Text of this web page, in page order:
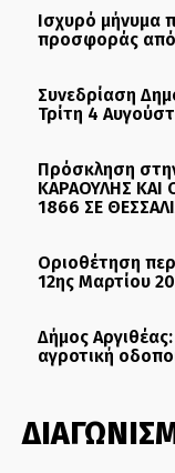
Ισχυρό μήνυμα
προσφοράς από
Συνεδρίαση
Τρίτη 4
Πρόσκληση
ΚΑΡΑΟΥΛΗΣ ΚΑΙ
1866 ΣΕ
Οριοθέτηση
12ης Μαρτίου
Δήμος
αγροτική